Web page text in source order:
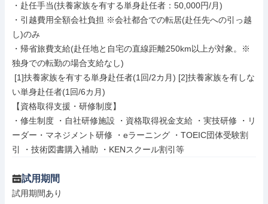
・赴任手当(扶養家族を有する単身赴任者：50,000円/月)
・引越費用全額会社負担 ※会社都合での転居(赴任先への引っ越
し)のみ
・帰省旅費支給(赴任地と自宅の直線距離250km以上が対象。※
独身での転勤の場合支給なし)
い単身赴任者(1回/6カ月)
【資格取得支援・研修制度】
・修生制度 ・自社研修施設 ・資格取得祝金支給 ・実技研修 ・リ
ーダー・マネジメント研修 ・eラーニング ・TOEIC団体受験割
引 ・技術図書購入補助 ・KENスクール割引等
試用期間
試用期間あり